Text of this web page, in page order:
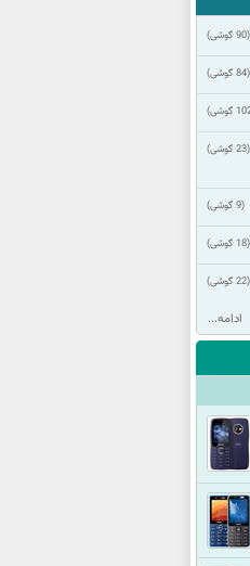
(90 گوشی)
(84 گوشی)
(23 گوشی)
(9 گوشی)
(18 گوشی)
(22 گوشی)
ادامه...